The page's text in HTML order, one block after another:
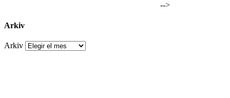
-->
Arkiv
Arkiv